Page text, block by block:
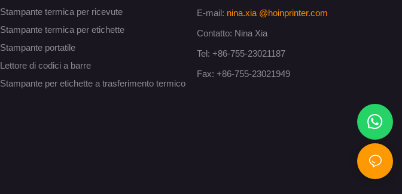
Stampante termica per ricevute
Stampante termica per etichette
Stampante portatile
Lettore di codici a barre
Stampante per etichette a trasferimento termico
E-mail: nina.xia @hoinprinter.com
Contatto: Nina Xia
Tel: +86-755-23021187
Fax: +86-755-23021949